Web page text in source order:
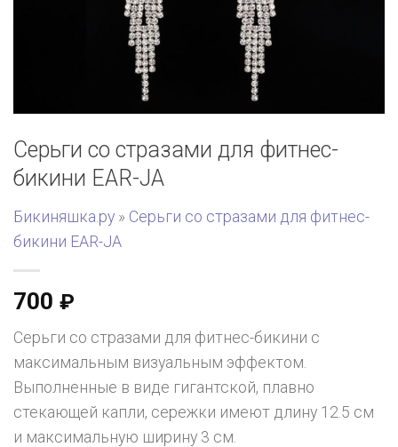
Серьги со стразами для фитнес-
бикини EAR-JA
Бикиняшка.ру » Серьги со стразами для фитнес-
бикини EAR-JA
700 ₽
Серьги со стразами для фитнес-бикини с
максимальным визуальным эффектом.
Выполненные в виде гигантской, плавно
стекающей капли, сережки имеют длину 12.5 см
и максимальную ширину 3 см.